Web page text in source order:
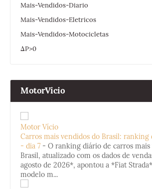
Mais-Vendidos-Diario
Mais-Vendidos-Eletricos
Mais-Vendidos-Motocicletas
ΔP>0
MotorVicio
Motor Vício
Carros mais vendidos do Brasil: ranking
- dia 7 - O ranking diário de carros
Brasil, atualizado com os dados de
agosto de 2026*, apontou a *Fiat
modelo m...